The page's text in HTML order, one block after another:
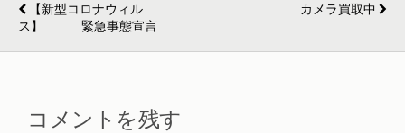
【新型コロナウィル
ス】 緊急事態宣言
カメラ買取中
コメントを残す